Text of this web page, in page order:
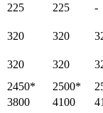
225 225
-
320 320
320 320
2450* 2500*
3800 4100